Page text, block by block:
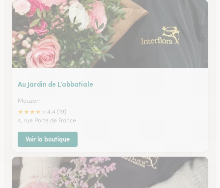
Au Jardin de L’abbatiale
Mouzon
★★★★
4.4 (19)
4, rue Porte de France
Voir la boutique